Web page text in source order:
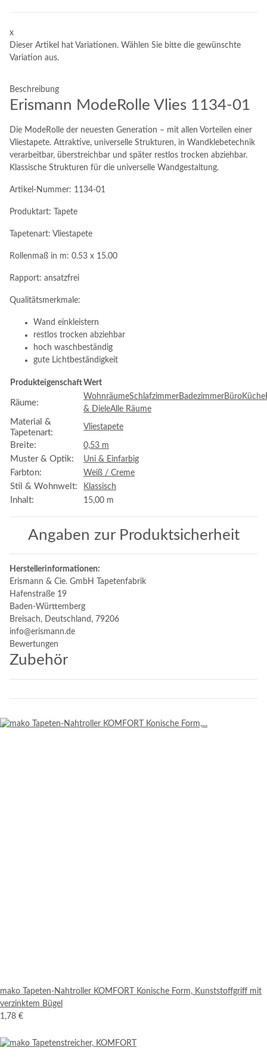
x
Dieser Artikel hat Variationen. Wählen Sie bitte die gewünschte
Variation aus.
Beschreibung
Erismann ModeRolle Vlies 1134-01
Die ModeRolle der neuesten Generation – mit allen Vorteilen einer
Vliestapete. Attraktive, universelle Strukturen, in Wandklebetechnik
verarbeitbar, überstreichbar und später restlos trocken abziehbar.
Klassische Strukturen für die universelle Wandgestaltung.
Artikel-Nummer: 1134-01
Produktart: Tapete
Tapetenart: Vliestapete
Rollenmaß in m: 0.53 x 15.00
Rapport: ansatzfrei
Qualitätsmerkmale:
Wand einkleistern
restlos trocken abziehbar
hoch waschbeständig
gute Lichtbeständigkeit
ProdukteigenschaftWert
Räume:
WohnräumeSchlafzimmerBadezimmerBüroKüche
& DieleAlle Räume
Material &
Tapetenart:
Vliestapete
Breite: 0,53 m
Muster & Optik: Uni & Einfarbig
Farbton: Weiß / Creme
Stil & Wohnwelt: Klassisch
Inhalt: 15,00 m
Angaben zur Produktsicherheit
Herstellerinformationen:
Erismann & Cie. GmbH Tapetenfabrik
Hafenstraße 19
Baden-Württemberg
Breisach, Deutschland, 79206
info@erismann.de
Bewertungen
Zubehör
mako Tapeten-Nahtroller KOMFORT Konische Form, Kunststoffgriff mit
verzinktem Bügel
1,78 €